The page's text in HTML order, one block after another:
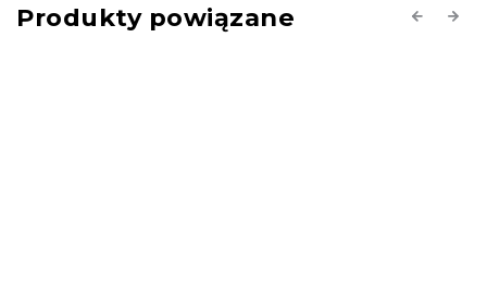
Produkty powiązane Previous
Next